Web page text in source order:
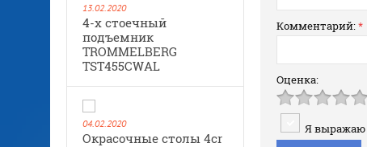
13.02.2020
4-х стоечный
подъемник
TROMMELBERG
TST455CWAL
04.02.2020
Окрасочные столы 4cr
Комментарий:*
Оценка:
Я выражаю